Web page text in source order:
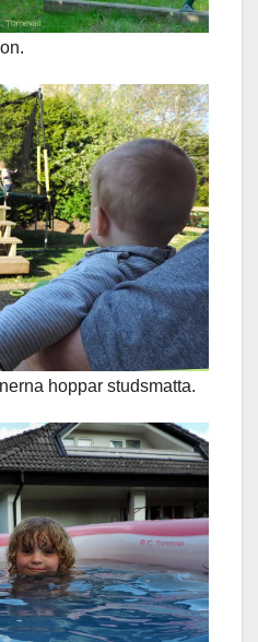
hoppar studsmatta.